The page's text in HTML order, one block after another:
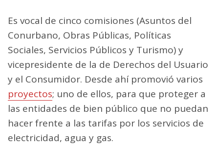
Es vocal de cinco comisiones (Asuntos del
Conurbano, Obras Públicas, Políticas
Sociales, Servicios Públicos y Turismo) y
vicepresidente de la de Derechos del Usuario
y el Consumidor. Desde ahí promovió varios
proyectos; uno de ellos, para que proteger a
las entidades de bien público que no puedan
hacer frente a las tarifas por los servicios de
electricidad, agua y gas.